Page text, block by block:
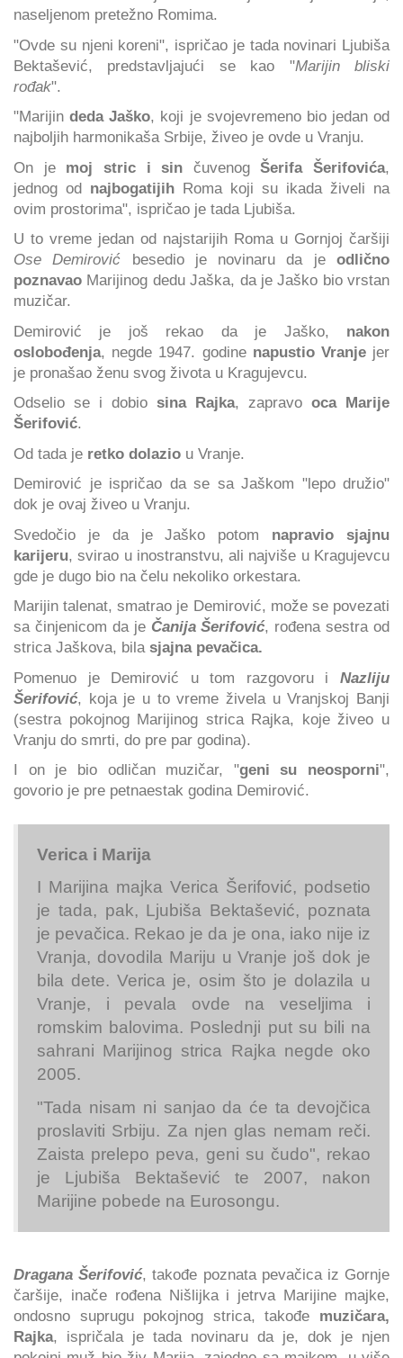
naseljenom pretežno Romima.
"Ovde su njeni koreni", ispričao je tada novinari Ljubiša
Bektašević, predstavljajući se kao "Marijin bliski
rođak".
"Marijin deda Jaško, koji je svojevremeno bio jedan od
najboljih harmonikaša Srbije, živeo je ovde u Vranju.
On jemoj stric i sin čuvenogŠerifa Šerifovića,
jednog od najbogatijih Roma koji su ikada živeli na
ovim prostorima", ispričao je tada Ljubiša.
U to vreme jedan od najstarijih Roma u Gornjoj čaršiji
Ose Demirović besedio je novinaru da jeodlično
poznavao Marijinog dedu Jaška, da je Jaško bio vrstan
muzičar.
Demirović je još rekao da je Jaško, nakon
oslobođenja, negde 1947. godine napustio Vranjejer
je pronašao ženu svog života u Kragujevcu.
Odselio se i dobio sina Rajka, zapravo oca Marije
Šerifović.
Od tada je retko dolazio u Vranje.
Demirović je ispričao da se sa Jaškom "lepo družio"
dok je ovaj živeo u Vranju.
Svedočio je da je Jaško potom napravio sjajnu
karijeru, svirao u inostranstvu, ali najviše u Kragujevcu
gde je dugo bio na čelu nekoliko orkestara.
Marijin talenat, smatrao je Demirović, može se povezati
sa činjenicom da jeČanija Šerifović, rođena sestra od
strica Jaškova, bila sjajna pevačica.
Pomenuo je Demirović u tom razgovoru i Nazliju
Šerifović, koja je u to vreme živela u Vranjskoj Banji
(sestra pokojnog Marijinog strica Rajka, koje živeo u
Vranju do smrti, do pre par godina).
I on je bio odličan muzičar, "geni su neosporni",
govorio je pre petnaestak godina Demirović.
Verica i Marija
I Marijina majka Verica Šerifović, podsetio
je tada, pak, Ljubiša Bektašević, poznata
je pevačica. Rekao je da je ona, iako nije iz
Vranja, dovodila Mariju u Vranje još dok je
bila dete. Verica je, osim što je dolazila u
Vranje, i pevala ovde na veseljima i
romskim balovima. Poslednji put su bili na
sahrani Marijinog strica Rajka negde oko
2005.
"Tada nisam ni sanjao da će ta devojčica
proslaviti Srbiju. Za njen glas nemam reči.
Zaista prelepo peva, geni su čudo", rekao
je Ljubiša Bektašević te 2007, nakon
Marijine pobede na Eurosongu.
Dragana Šerifović, takođe poznata pevačica iz Gornje
čaršije, inače rođena Nišlijka i jetrva Marijine majke,
ondosno suprugu pokojnog strica, takođe muzičara,
Rajka, ispričala je tada novinaru da je, dok je njen